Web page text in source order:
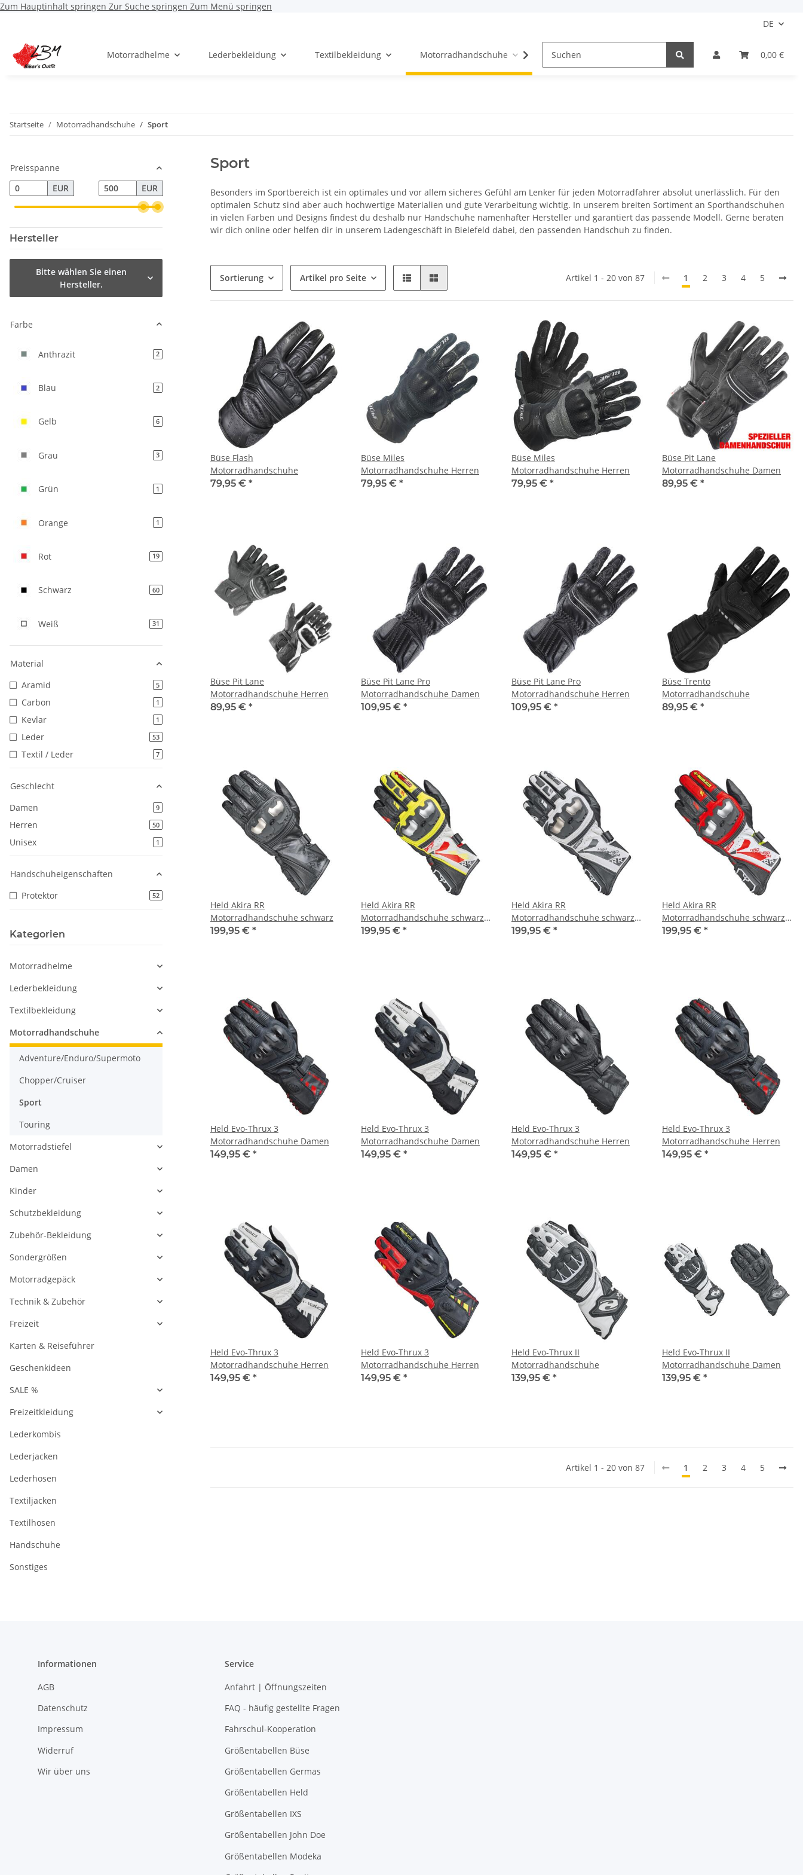
Zum Hauptinhalt springen Zur Suche springen Zum Menü springen
DE
0,00 €
Motorradhelme Lederbekleidung Textilbekleidung Motorradhandschuhe Motorradstiefel Damen Kinder
Startseite Motorradhandschuhe Sport
Sport
Besonders im Sportbereich ist ein optimales und vor allem sicheres Gefühl am Lenker für jeden Motorradfahrer absolut unerlässlich. Für den
optimalen Schutz sind aber auch hochwertige Materialien und gute Verarbeitung wichtig. In unserem breiten Sortiment an Sporthandschuhen
in vielen Farben und Designs findest du deshalb nur Handschuhe namenhafter Hersteller und garantiert das passende Modell. Gerne beraten
wir dich online oder helfen dir in unserem Ladengeschäft in Bielefeld dabei, den passenden Handschuh zu finden.
Sortierung Artikel pro Seite Artikel 1 - 20 von 87 1 2 3 4 5
Büse Flash
Motorradhandschuhe
79,95 € *
Büse Miles
Motorradhandschuhe Herren
79,95 € *
Büse Miles
Motorradhandschuhe Herren
79,95 € *
Büse Pit Lane
Motorradhandschuhe Damen
89,95 € *
Büse Pit Lane
Motorradhandschuhe Herren
89,95 € *
Büse Pit Lane Pro
Motorradhandschuhe Damen
109,95 € *
Büse Pit Lane Pro
Motorradhandschuhe Herren
109,95 € *
Büse Trento
Motorradhandschuhe
89,95 € *
Held Akira RR
Motorradhandschuhe schwarz
199,95 € *
Held Akira RR
Motorradhandschuhe schwarz
gelb
199,95 € *
Held Akira RR
Motorradhandschuhe schwarz
weiß
199,95 € *
Held Akira RR
Motorradhandschuhe schwarz
weiß rot
199,95 € *
Held Evo-Thrux 3
Motorradhandschuhe Damen
149,95 € *
Held Evo-Thrux 3
Motorradhandschuhe Damen
149,95 € *
Held Evo-Thrux 3
Motorradhandschuhe Herren
149,95 € *
Held Evo-Thrux 3
Motorradhandschuhe Herren
149,95 € *
Held Evo-Thrux 3
Motorradhandschuhe Herren
149,95 € *
Held Evo-Thrux 3
Motorradhandschuhe Herren
149,95 € *
Held Evo-Thrux II
Motorradhandschuhe
139,95 € *
Held Evo-Thrux II
Motorradhandschuhe Damen
139,95 € *
Artikel 1 - 20 von 87 1 2 3 4 5
Preisspanne
EUR
EUR
Hersteller
Bitte wählen Sie einen
Hersteller.
Farbe
Anthrazit 2Artikel gefunden
Blau 2Artikel gefunden
Gelb 6Artikel gefunden
Grau 3Artikel gefunden
Grün 1Artikel gefunden
Orange 1Artikel gefunden
Rot 19Artikel gefunden
Schwarz 60Artikel gefunden
Weiß 31Artikel gefunden
Material
Aramid
5Artikel gefunden
Carbon 1Artikel gefunden
Kevlar 1Artikel gefunden
Leder 53Artikel gefunden
Textil / Leder 7Artikel gefunden
Geschlecht
Damen
9Artikel gefunden
Herren 50Artikel gefunden
Unisex 1Artikel gefunden
Handschuheigenschaften
Protektor
52Artikel gefunden
Kategorien
Motorradhelme
Lederbekleidung
Textilbekleidung
Motorradhandschuhe
Adventure/Enduro/Supermoto
Chopper/Cruiser
Sport
Touring
Motorradstiefel
Damen
Kinder
Schutzbekleidung
Zubehör-Bekleidung
Sondergrößen
Motorradgepäck
Technik & Zubehör
Freizeit
Karten & Reiseführer
Geschenkideen
SALE %
Freizeitkleidung
Lederkombis
Lederjacken
Lederhosen
Textiljacken
Textilhosen
Handschuhe
Sonstiges
Informationen
AGB
Datenschutz
Impressum
Widerruf
Wir über uns
Service
Anfahrt | Öffnungszeiten
FAQ - häufig gestellte Fragen
Fahrschul-Kooperation
Größentabellen Büse
Größentabellen Germas
Größentabellen Held
Größentabellen IXS
Größentabellen John Doe
Größentabellen Modeka